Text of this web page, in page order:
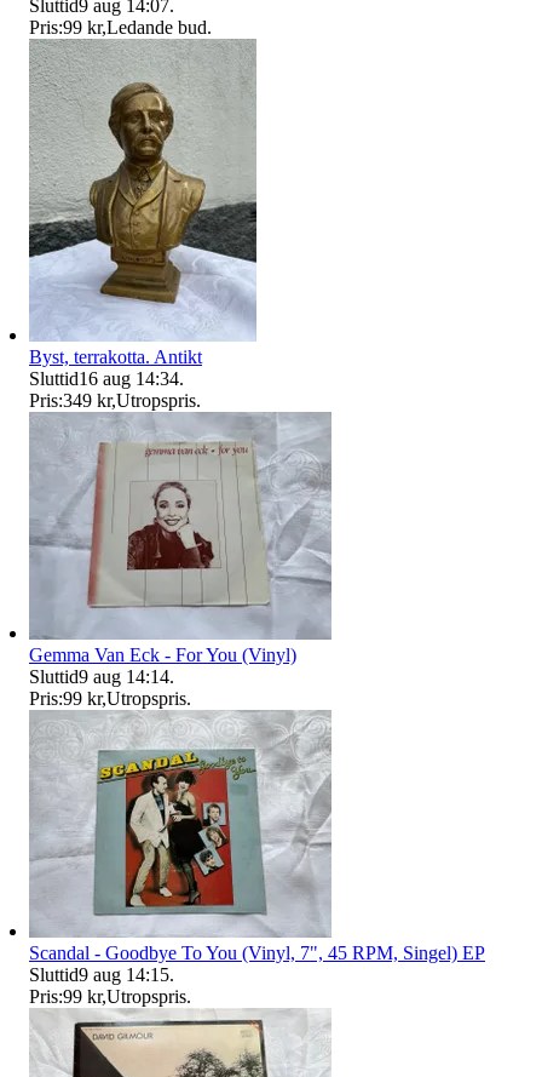
Sluttid9 aug 14:07.
Pris:99 kr,Ledande bud.
Byst, terrakotta. Antikt
Sluttid16 aug 14:34.
Pris:349 kr,Utropspris.
Gemma Van Eck - For You (Vinyl)
Sluttid9 aug 14:14.
Pris:99 kr,Utropspris.
Scandal - Goodbye To You (Vinyl, 7", 45 RPM, Singel) EP
Sluttid9 aug 14:15.
Pris:99 kr,Utropspris.